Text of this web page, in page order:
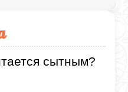
сытным?